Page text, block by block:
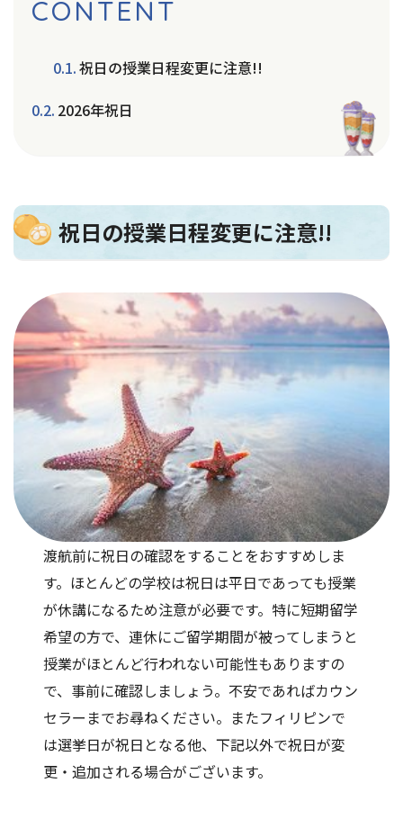
CONTENT
祝日の授業日程変更に注意!!
2026年祝日
祝日の授業日程変更に注意!!
渡航前に祝日の確認をすることをおすすめしま
す。ほとんどの学校は祝日は平日であっても授業
が休講になるため注意が必要です。特に短期留学
希望の方で、連休にご留学期間が被ってしまうと
授業がほとんど行われない可能性もありますの
で、事前に確認しましょう。不安であればカウン
セラーまでお尋ねください。またフィリピンで
は選挙日が祝日となる他、下記以外で祝日が変
更・追加される場合がございます。